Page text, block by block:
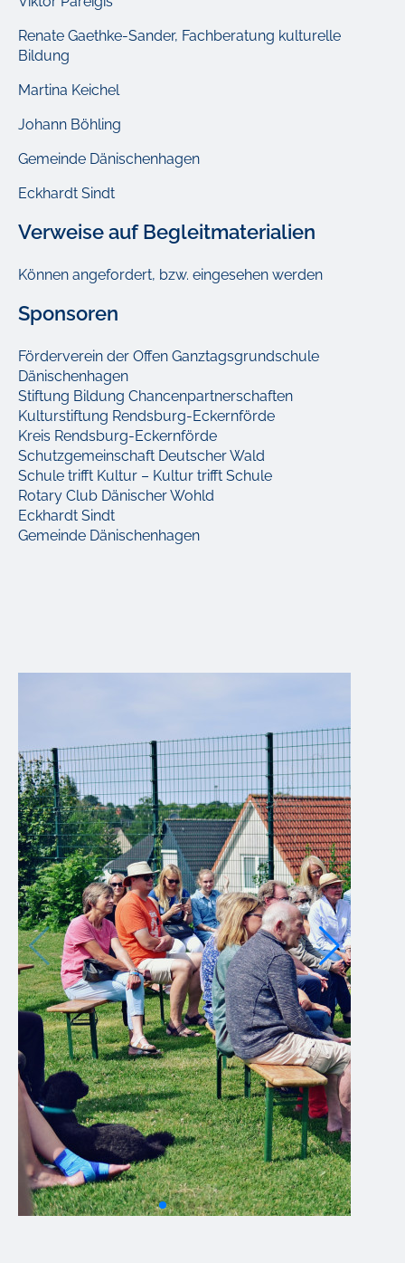
Renate Gaethke-Sander, Fachberatung kulturelle
Bildung
Martina Keichel
Johann Böhling
Gemeinde Dänischenhagen
Eckhardt Sindt
Verweise auf Begleitmaterialien
Können angefordert, bzw. eingesehen werden
Sponsoren
Förderverein der Offen Ganztagsgrundschule
Dänischenhagen
Stiftung Bildung Chancenpartnerschaften
Kulturstiftung Rendsburg-Eckernförde
Kreis Rendsburg-Eckernförde
Schutzgemeinschaft Deutscher Wald
Schule trifft Kultur – Kultur trifft Schule
Rotary Club Dänischer Wohld
Eckhardt Sindt
Gemeinde Dänischenhagen